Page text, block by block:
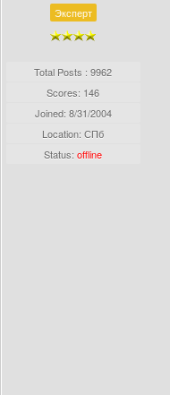
Эксперт
Total Posts : 9962
Scores: 146
Joined: 8/31/2004
Location: СПб
Status:offline